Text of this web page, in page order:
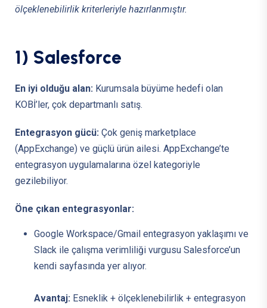
ölçeklenebilirlik kriterleriyle hazırlanmıştır.
1) Salesforce
En iyi olduğu alan: Kurumsala büyüme hedefi olan
KOBİ’ler, çok departmanlı satış.
Entegrasyon gücü: Çok geniş marketplace
(AppExchange) ve güçlü ürün ailesi. AppExchange’te
entegrasyon uygulamalarına özel kategoriyle
gezilebiliyor.
Öne çıkan entegrasyonlar:
Google Workspace/Gmail entegrasyon yaklaşımı ve
Slack ile çalışma verimliliği vurgusu Salesforce’un
kendi sayfasında yer alıyor.
Avantaj: Esneklik + ölçeklenebilirlik + entegrasyon